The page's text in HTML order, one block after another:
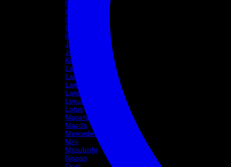
Honda
Hyundai
Infinity
Isuzu
Iveco
Jaguar
Jeep
Kia
Lada
Lamborghini
Lancia
Land Rover
Lexus
Lotus
Maserati
Mazda
Mercedes
Mini
Mitsubishi
Nissan